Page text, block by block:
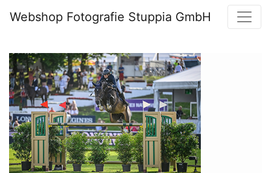
Webshop Fotografie Stuppia GmbH